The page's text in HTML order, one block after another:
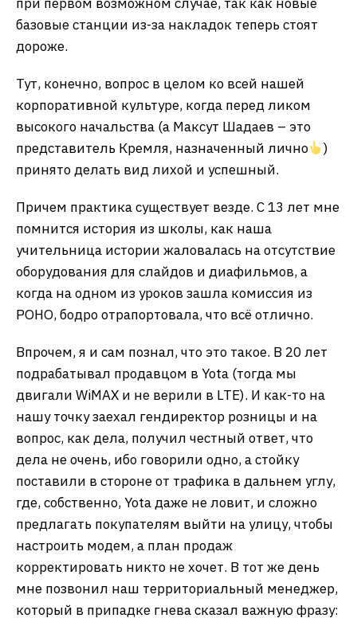
базовые станции из-за накладок теперь стоят
дороже.
Тут, конечно, вопрос в целом ко всей нашей
корпоративной культуре, когда перед ликом
высокого начальства (а Максут Шадаев – это
представитель Кремля, назначенный лично
)
принято делать вид лихой и успешный.
Причем практика существует везде. С 13 лет мне
помнится история из школы, как наша
учительница истории жаловалась на отсутствие
оборудования для слайдов и диафильмов, а
когда на одном из уроков зашла комиссия из
РОНО, бодро отрапортовала, что всё отлично.
Впрочем, я и сам познал, что это такое. В 20 лет
подрабатывал продавцом в Yota (тогда мы
двигали WiMAX и не верили в LTE). И как-то на
нашу точку заехал гендиректор розницы и на
вопрос, как дела, получил честный ответ, что
дела не очень, ибо говорили одно, а стойку
поставили в стороне от трафика в дальнем углу,
где, собственно, Yota даже не ловит, и сложно
предлагать покупателям выйти на улицу, чтобы
настроить модем, а план продаж
корректировать никто не хочет. В тот же день
мне позвонил наш территориальный менеджер,
который в припадке гнева сказал важную фразу: